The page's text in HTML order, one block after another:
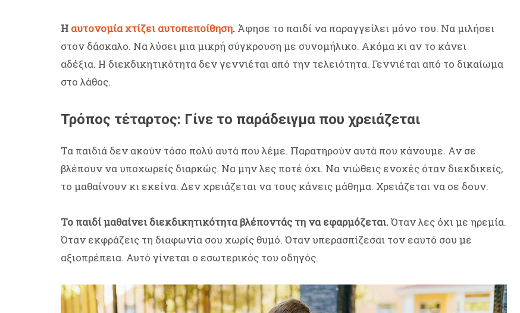
Η αυτονομία χτίζει αυτοπεποίθηση. Άφησε το παιδί να παραγγείλει μόνο του. Να μιλήσει
στον δάσκαλο. Να λύσει μια μικρή σύγκρουση με συνομήλικο. Ακόμα κι αν το κάνει
αδέξια. Η διεκδικητικότητα δεν γεννιέται από την τελειότητα. Γεννιέται από το δικαίωμα
στο λάθος.
Τρόπος τέταρτος: Γίνε το παράδειγμα που χρειάζεται
Τα παιδιά δεν ακούν τόσο πολύ αυτά που λέμε. Παρατηρούν αυτά που κάνουμε. Αν σε
βλέπουν να υποχωρείς διαρκώς. Να μην λες ποτέ όχι. Να νιώθεις ενοχές όταν διεκδικείς,
το μαθαίνουν κι εκείνα. Δεν χρειάζεται να τους κάνεις μάθημα. Χρειάζεται να σε δουν.
Το παιδί μαθαίνει διεκδικητικότητα βλέποντάς τη να εφαρμόζεται.Όταν λες όχι με ηρεμία.
Όταν εκφράζεις τη διαφωνία σου χωρίς θυμό. Όταν υπερασπίζεσαι τον εαυτό σου με
αξιοπρέπεια. Αυτό γίνεται ο εσωτερικός του οδηγός.